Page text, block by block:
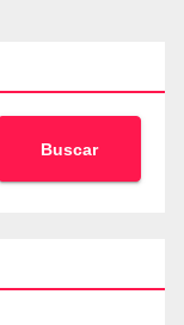
Buscar